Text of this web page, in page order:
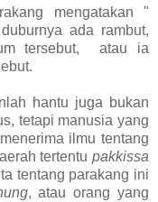
mengatakan "
ada rambut,
tersebut, atau ia
hantu juga bukan
tetapi manusia yang
ilmu tentang
tertentu pakkissa
tentang parakang ini
, atau orang yang